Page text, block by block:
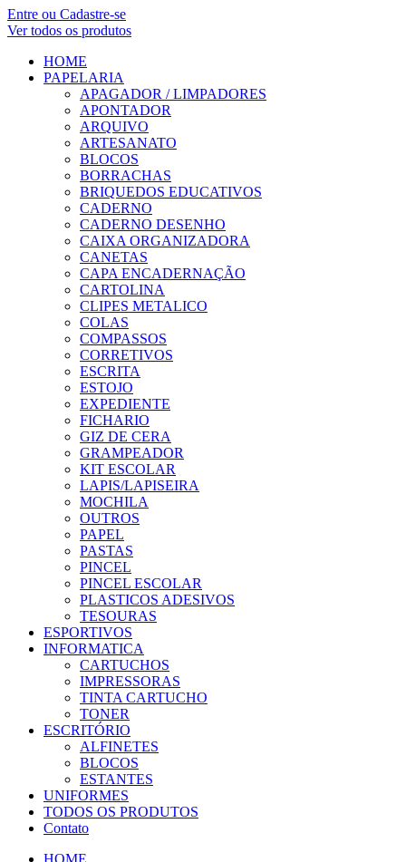
Entre ou Cadastre-se
Ver todos os produtos
HOME
PAPELARIA
APAGADOR / LIMPADORES
APONTADOR
ARQUIVO
ARTESANATO
BLOCOS
BORRACHAS
BRIQUEDOS EDUCATIVOS
CADERNO
CADERNO DESENHO
CAIXA ORGANIZADORA
CANETAS
CAPA ENCADERNAÇÃO
CARTOLINA
CLIPES METALICO
COLAS
COMPASSOS
CORRETIVOS
ESCRITA
ESTOJO
EXPEDIENTE
FICHARIO
GIZ DE CERA
GRAMPEADOR
KIT ESCOLAR
LAPIS/LAPISEIRA
MOCHILA
OUTROS
PAPEL
PASTAS
PINCEL
PINCEL ESCOLAR
PLASTICOS ADESIVOS
TESOURAS
ESPORTIVOS
INFORMATICA
CARTUCHOS
IMPRESSORAS
TINTA CARTUCHO
TONER
ESCRITÓRIO
ALFINETES
BLOCOS
ESTANTES
UNIFORMES
TODOS OS PRODUTOS
Contato
HOME